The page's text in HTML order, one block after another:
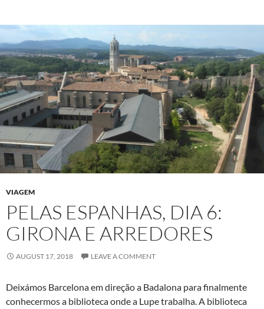
VIAGEM
PELAS ESPANHAS, DIA 6:
GIRONA E ARREDORES
AUGUST 17, 2018 LEAVE A COMMENT
Deixámos Barcelona em direção a Badalona para finalmente
conhecermos a biblioteca onde a Lupe trabalha. A biblioteca